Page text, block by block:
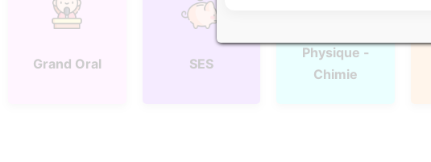
Grand Oral SES
Physique -
Chimie